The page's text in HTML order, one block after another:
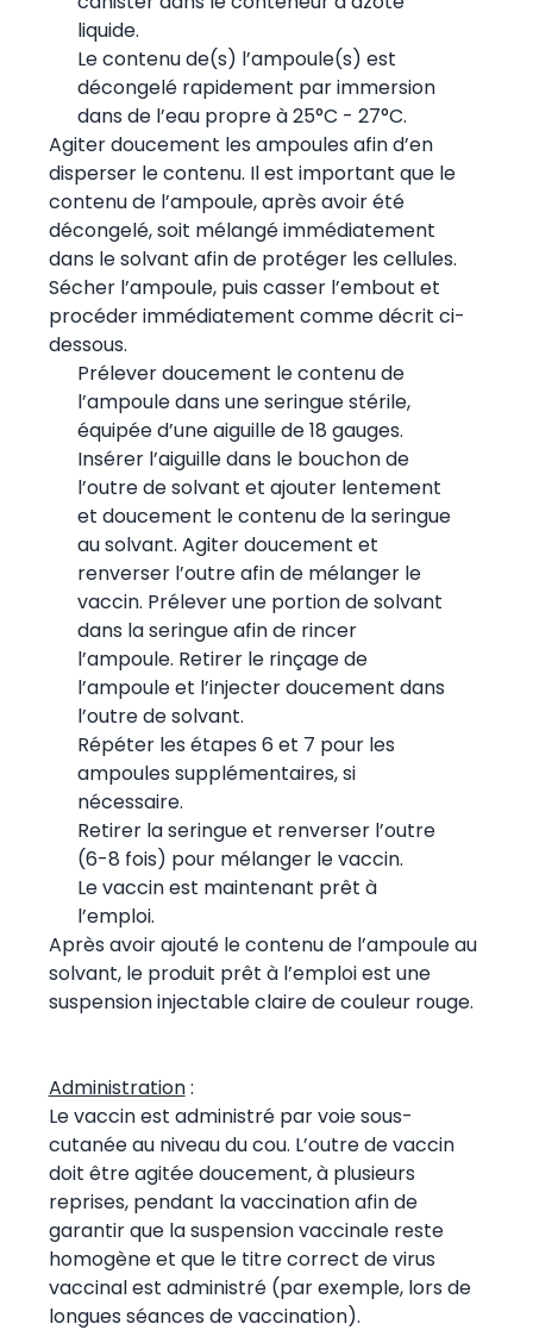
liquide.
Le contenu de(s) l’ampoule(s) est
décongelé rapidement par immersion
dans de l’eau propre à 25°C - 27°C.
Agiter doucement les ampoules afin d’en
disperser le contenu. Il est important que le
contenu de l’ampoule, après avoir été
décongelé, soit mélangé immédiatement
dans le solvant afin de protéger les cellules.
Sécher l’ampoule, puis casser l’embout et
procéder immédiatement comme décrit ci-
dessous.
Prélever doucement le contenu de
l’ampoule dans une seringue stérile,
équipée d’une aiguille de 18 gauges.
Insérer l’aiguille dans le bouchon de
l’outre de solvant et ajouter lentement
et doucement le contenu de la seringue
au solvant. Agiter doucement et
renverser l’outre afin de mélanger le
vaccin. Prélever une portion de solvant
dans la seringue afin de rincer
l’ampoule. Retirer le rinçage de
l’ampoule et l’injecter doucement dans
l’outre de solvant.
Répéter les étapes 6 et 7 pour les
ampoules supplémentaires, si
nécessaire.
Retirer la seringue et renverser l’outre
(6-8 fois) pour mélanger le vaccin.
Le vaccin est maintenant prêt à
l’emploi.
Après avoir ajouté le contenu de l’ampoule au
solvant, le produit prêt à l’emploi est une
suspension injectable claire de couleur rouge.
Administration:
Le vaccin est administré par voie sous-
cutanée au niveau du cou. L’outre de vaccin
doit être agitée doucement, à plusieurs
reprises, pendant la vaccination afin de
garantir que la suspension vaccinale reste
homogène et que le titre correct de virus
vaccinal est administré (par exemple, lors de
longues séances de vaccination).